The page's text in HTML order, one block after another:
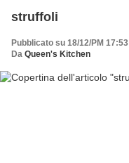
struffoli
Pubblicato su 18/12/PM 17:53
Da Queen's Kitchen